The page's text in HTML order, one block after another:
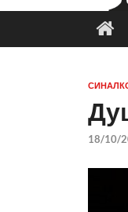
18/10/